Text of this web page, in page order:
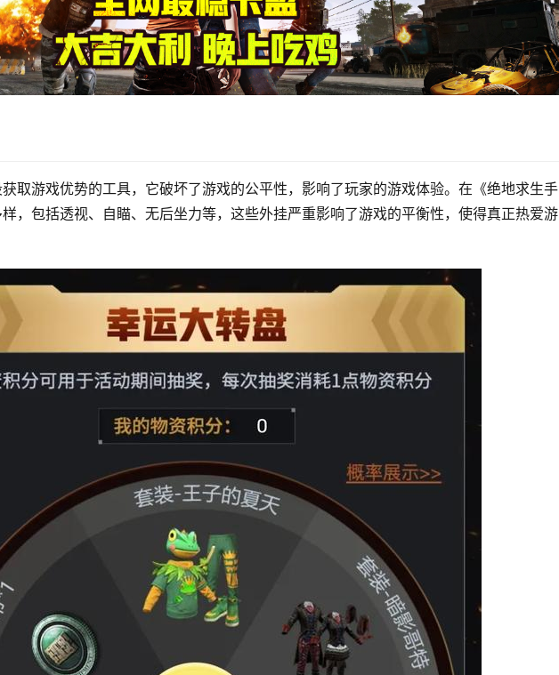
取游戏优势的工具，它破坏了游戏的公平性，影响了玩家的游戏体验。在《绝地求生手
，包括透视、自瞄、无后坐力等，这些外挂严重影响了游戏的平衡性，使得真正热爱游